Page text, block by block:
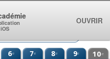
6e 7e 8e 9e 10e
OUVRIR